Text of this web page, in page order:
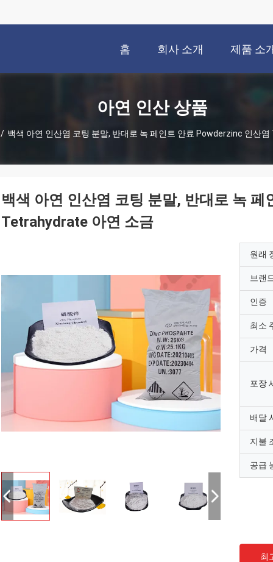
홈 회사 소개 제품 소
아연 인산 상품
/ 백색 아연 인산염 코팅 분말, 반대로 녹 페인트 안료 Powderzinc 인산
백색 아연 인산염 코팅 분말, 반대로 녹
Tetrahydrate 아연 소금
원래
브랜
인증
최소
가격
포장
배달
지불
공급
최